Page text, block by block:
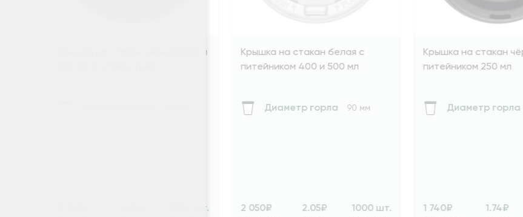
Крышка на стакан белая с
питейником 400 и 500 мл
Диаметр горла 90 мм
2 050₽ 2.05₽ 1000 шт.
Крышка на стакан чёрная с
питейником 250 мл
Диаметр горла 80 мм
1 740₽ 1.74₽ 1000 шт.